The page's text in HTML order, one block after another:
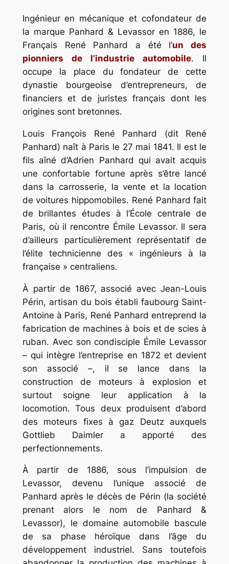
Ingénieur en mécanique et cofondateur de
la marque Panhard & Levassor en 1886, le
Français René Panhard a été l’un des
pionniers de l’industrie automobile. Il
occupe la place du fondateur de cette
dynastie bourgeoise d’entrepreneurs, de
financiers et de juristes français dont les
origines sont bretonnes.
Louis François René Panhard (dit René
Panhard) naît à Paris le 27 mai 1841. Il est le
fils aîné d’Adrien Panhard qui avait acquis
une confortable fortune après s’être lancé
dans la carrosserie, la vente et la location
de voitures hippomobiles. René Panhard fait
de brillantes études à l’École centrale de
Paris, où il rencontre Émile Levassor. Il sera
d’ailleurs particulièrement représentatif de
l’élite technicienne des « ingénieurs à la
française » centraliens.
À partir de 1867, associé avec Jean-Louis
Périn, artisan du bois établi faubourg Saint-
Antoine à Paris, René Panhard entreprend la
fabrication de machines à bois et de scies à
ruban. Avec son condisciple Émile Levassor
– qui intègre l’entreprise en 1872 et devient
son associé –, il se lance dans la
construction de moteurs à explosion et
surtout soigne leur application à la
locomotion. Tous deux produisent d’abord
des moteurs fixes à gaz Deutz auxquels
Gottlieb Daimler a apporté des
perfectionnements.
À partir de 1886, sous l’impulsion de
Levassor, devenu l’unique associé de
Panhard après le décès de Périn (la société
prenant alors le nom de Panhard &
Levassor), le domaine automobile bascule
de sa phase héroïque dans l’âge du
développement industriel. Sans toutefois